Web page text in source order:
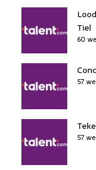
Tiel
60
57
57